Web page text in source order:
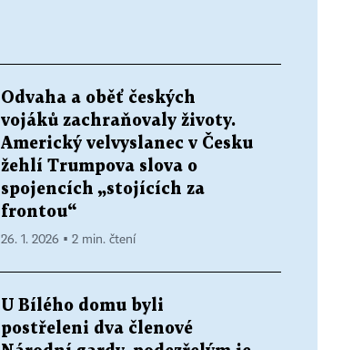
Odvaha a oběť českých
vojáků zachraňovaly životy.
Americký velvyslanec v Česku
žehlí Trumpova slova o
spojencích „stojících za
frontou“
26. 1. 2026 ▪ 2 min. čtení
U Bílého domu byli
postřeleni dva členové